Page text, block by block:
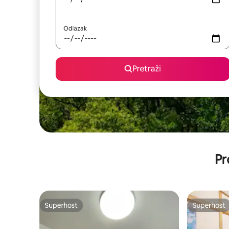
Odlazak
Pretraži
Superhost
Superhost Superhost
Superhost